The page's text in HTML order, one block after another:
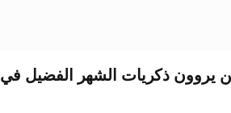
يروون ذكريات الشهر الفضيل في